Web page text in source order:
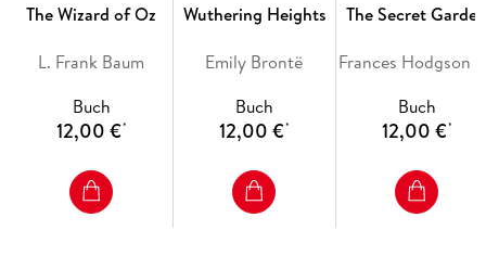
The Wizard of Oz
L. Frank Baum
Buch
12,00 €*
Wuthering Heights
Emily Brontë
Buch
12,00 €*
The Secret
Buch
12,00 €*